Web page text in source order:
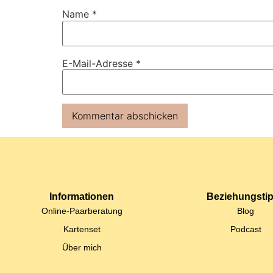
Name *
E-Mail-Adresse *
Informationen
Online-Paarberatung
Kartenset
Über mich
Blog
Podcast